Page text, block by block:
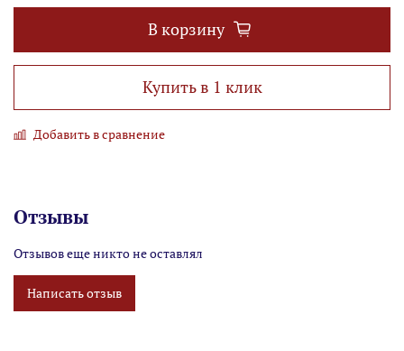
В корзину
Купить в 1 клик
Добавить в сравнение
Отзывы
Отзывов еще никто не оставлял
Написать отзыв